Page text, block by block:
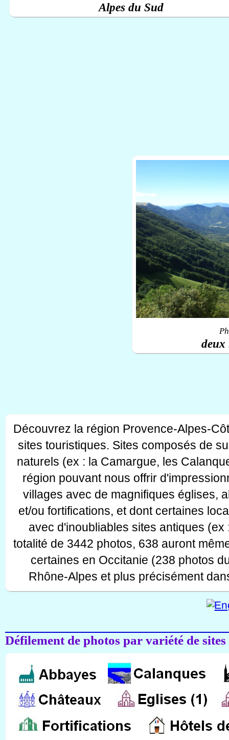
Alpes du Sud
deux
Découvrez la région Provence-Alpes-
sites touristiques. Sites composés de
naturels (ex : la Camargue, les
région pouvant nous offrir
villages avec de magnifiques églises,
et/ou fortifications, et dont certaines
avec d'inoubliables sites antiques
totalité de 3442 photos, 638 auront
certaines en Occitanie (238 photos
Rhône-Alpes et plus précisément
Défilement de photos par variété de